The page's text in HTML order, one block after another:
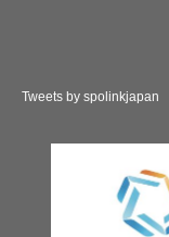
Tweets by spolinkjapan